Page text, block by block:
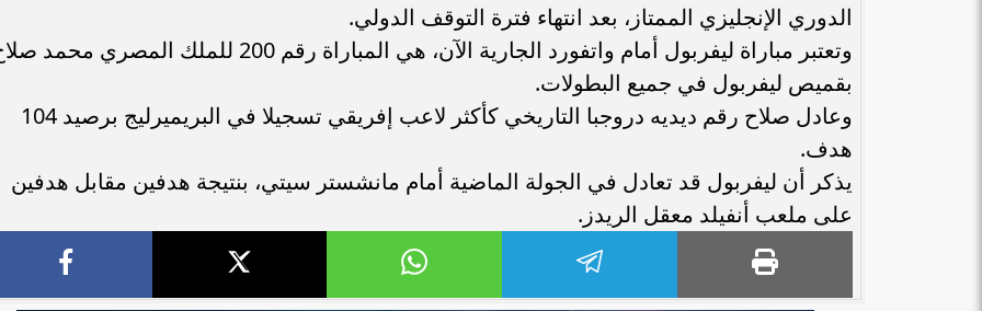
الدوري الإنجليزي الممتاز، بعد انتهاء فترة التوقف الدولي.
وتعتبر مباراة ليفربول أمام واتفورد الجارية الآن، هي المباراة رقم 200 للملك المصري
بقميص ليفربول في جميع البطولات.
وعادل صلاح رقم ديديه دروجبا التاريخي كأكثر لاعب إفريقي تسجيلا في البريميرليج برصيد 104
هدف.
يذكر أن ليفربول قد تعادل في الجولة الماضية أمام مانشستر سيتي، بنتيجة هدفين مقابل هدفين
على ملعب أنفيلد معقل الريدز.